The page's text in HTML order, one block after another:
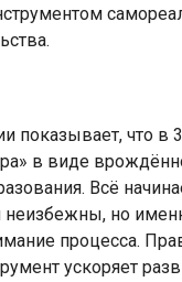
показывает, что в
в виде
Всё
но
процесса.
ускоряет